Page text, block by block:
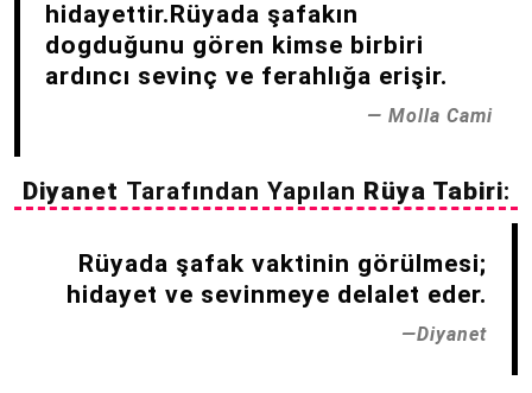
hidayettir.Rüyada şafakın
dogduğunu gören kimse birbiri
ardıncı sevinç ve ferahlığa erişir.
Molla Cami
Diyanet Tarafından Yapılan Rüya Tabiri:
Rüyada şafak vaktinin görülmesi;
hidayet ve sevinmeye delalet eder.
Diyanet